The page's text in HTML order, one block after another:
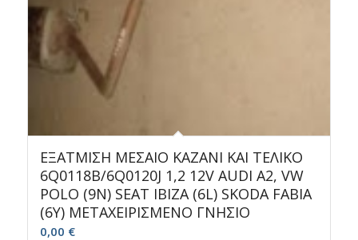
ΕΞΑΤΜΙΣΗ ΜΕΣΑΙΟ ΚΑΖΑΝΙ ΚΑΙ ΤΕΛΙΚΟ
6Q0118B/6Q0120J 1,2 12V AUDI A2, VW
POLO (9N) SEAT IBIZA (6L) SKODA FABIA
(6Y) ΜΕΤΑΧΕΙΡΙΣΜΕΝΟ ΓΝΗΣΙΟ
0,00 €